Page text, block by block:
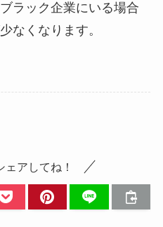
ラック企業にいる場合
なくなります。
ェアしてね！